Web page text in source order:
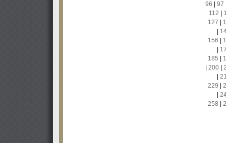
96
97
112
127
156
185
200|
229
258